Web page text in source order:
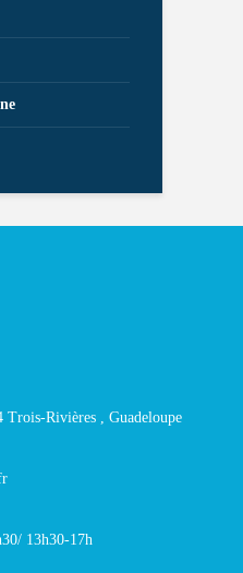
Trois-Rivières , Guadeloupe
13h30-17h